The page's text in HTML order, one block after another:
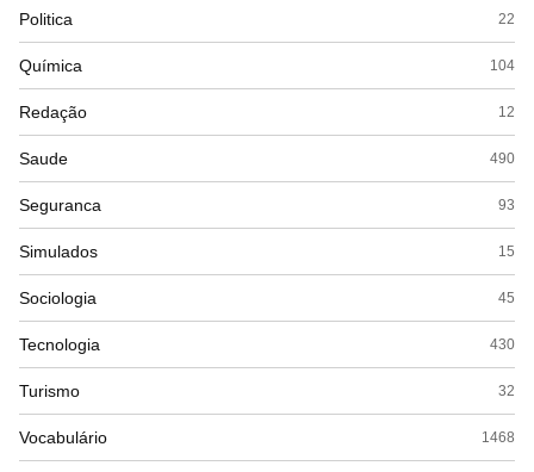
Politica 22
Química 104
Redação 12
Saude 490
Seguranca 93
Simulados 15
Sociologia 45
Tecnologia 430
Turismo 32
Vocabulário 1468